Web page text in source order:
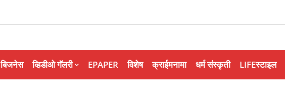
बिजनेस व्हिडीओ गॅलरी EPAPER विशेष क्राईमनामा धर्म संस्कृती LIFEस्टाइल